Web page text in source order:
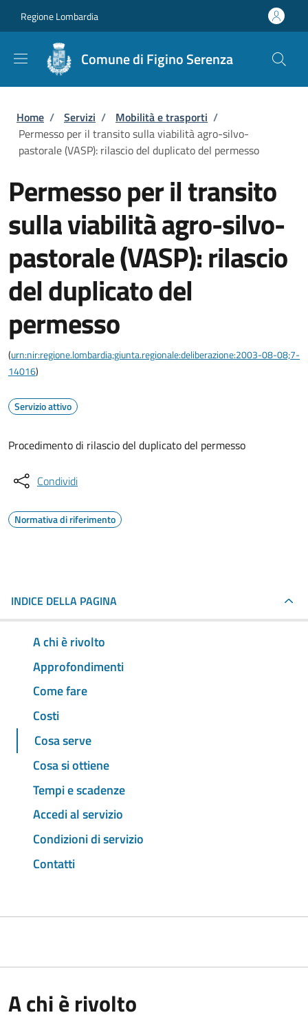
Regione Lombardia
Comune di Figino Serenza
Briciole di pane
Home / Servizi / Mobilità e trasporti /
Permesso per il transito sulla viabilità agro-silvo-
pastorale (VASP): rilascio del duplicato del permesso
Permesso per il transito
sulla viabilità agro-silvo-
pastorale (VASP): rilascio
del duplicato del
permesso
(urn:nir:regione.lombardia;giunta.regionale:deliberazione:2003-08-08;7-
14016)
Servizio attivo
Procedimento di rilascio del duplicato del permesso
Condividi
Normativa di riferimento
INDICE DELLA PAGINA
A chi è rivolto
Approfondimenti
Come fare
Costi
Cosa serve
Cosa si ottiene
Tempi e scadenze
Accedi al servizio
Condizioni di servizio
Contatti
A chi è rivolto